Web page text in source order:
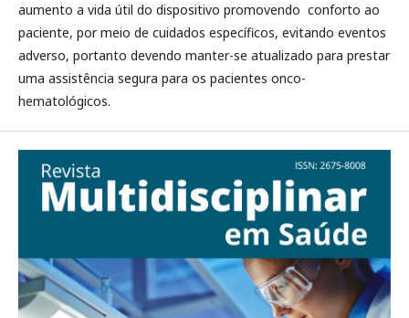
aumento a vida útil do dispositivo promovendo conforto ao
paciente, por meio de cuidados específicos, evitando eventos
adverso, portanto devendo manter-se atualizado para prestar
uma assistência segura para os pacientes onco-
hematológicos.